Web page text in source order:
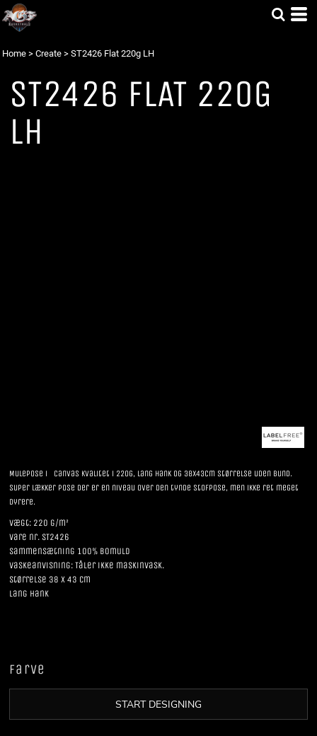
Home > Create > ST2426 Flat 220g LH
ST2426 FLAT 220G
LH
Mulepose i canvas kvalitet i 220g, lang hank og 38x43cm størrelse uden bund.
Super lækker pose der er en niveau over den tynde stofpose, men ikke ret meget
dyrere.
Vægt: 220 g/m²
Vare nr. ST2426
Sammensætning 100% bomuld
Vaskeanvisning: Tåler ikke maskinvask.
Størrelse 38 x 43 cm
Lang hank
Farve
START DESIGNING